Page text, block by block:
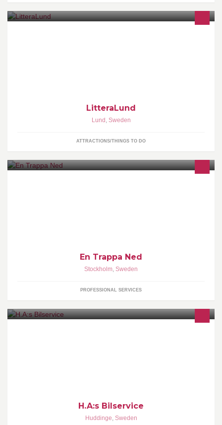
LitteraLund
Lund , Sweden
ATTRACTIONS/THINGS TO DO
En Trappa Ned
Stockholm, Sweden
PROFESSIONAL SERVICES
H.A:s Bilservice
Huddinge, Sweden